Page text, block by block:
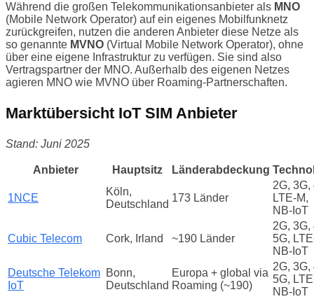
Während die großen Telekommunikationsanbieter als MNO
(Mobile Network Operator) auf ein eigenes Mobilfunknetz
zurückgreifen, nutzen die anderen Anbieter diese Netze als
so genannte MVNO (Virtual Mobile Network Operator), ohne
über eine eigene Infrastruktur zu verfügen. Sie sind also
Vertragspartner der MNO. Außerhalb des eigenen Netzes
agieren MNO wie MVNO über Roaming-Partnerschaften.
Marktübersicht IoT SIM Anbieter
Stand: Juni 2025
Anbieter Hauptsitz Länderabdeckung
1NCE
Köln,
Deutschland
173 Länder
2G, 3G,
LTE‑M,
NB‑IoT
Cubic Telecom Cork, Irland ~190 Länder
2G, 3G,
5G,
NB‑IoT
Deutsche Telekom
IoT
Bonn,
Deutschland
Europa + global via
Roaming (~190)
2G, 3G,
5G,
NB‑IoT